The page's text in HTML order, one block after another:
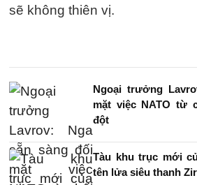
sẽ không thiên vị.
Ngoại trưởng
mặt việc NATO từ
đột
Tàu khu trục mới
tên lửa siêu thanh